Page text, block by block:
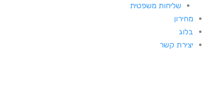
שליחות משפטית
מחירון
בלוג
יצירת קשר